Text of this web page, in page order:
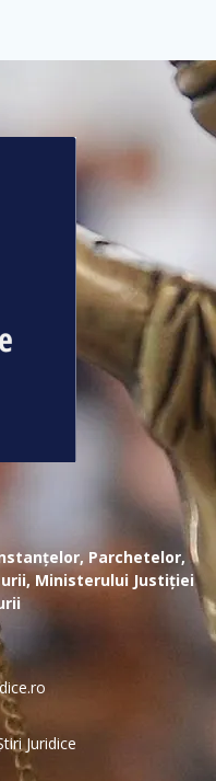
Parchetelor,
Ministerului Justiției
Juridice